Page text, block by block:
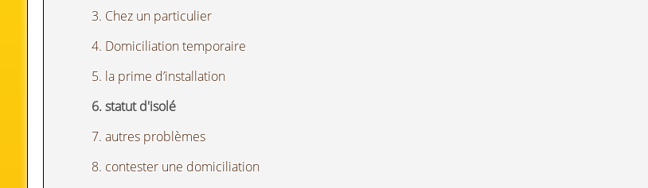
3. Chez un particulier
4. Domiciliation temporaire
5. la prime d’installation
6. statut d'isolé
7. autres problèmes
8. contester une domiciliation